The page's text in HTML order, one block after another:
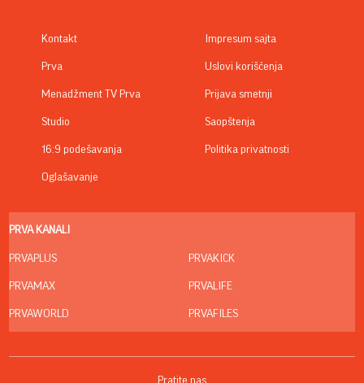
07. 08. 2026 09:14
03. 08. 2026 13:23
Hibrid broj 1 koji osvaja Evropu, sada po specijalnoj
akcijskoj ceni od 19.990€ do 31.8.